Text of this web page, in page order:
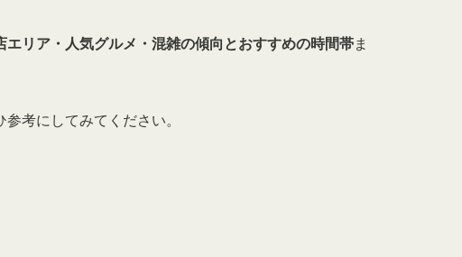
リア・人気グルメ・混雑の傾向とおすすめの時間帯ま
考にしてみてください。